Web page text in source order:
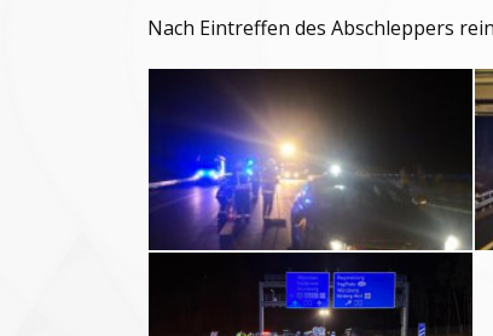
Nach Eintreffen des Abschleppers